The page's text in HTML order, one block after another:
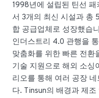
1998년에 설립된 틴선 패
서 3개의 최신 시설과 총
합 공급업체로 성장했습
인더스트리 4.0 관행을
맞춤화를 위한 빠른 전환
기술 지원으로 해외 소싱
리오를 통해 여러 공장
다. Tinsun의 배경과 제